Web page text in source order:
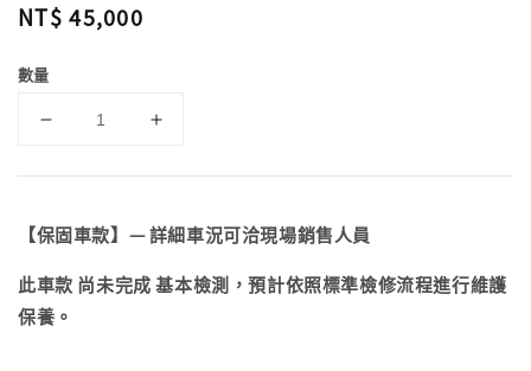
Regular
NT$ 45,000
數量
【保固車款】— 詳細車況可洽現場銷售人員
此車款 尚未完成 基本檢測，預計依照標準檢修流程進行維護
保養。